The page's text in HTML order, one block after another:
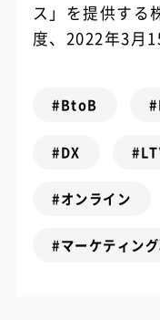
ス」を提供する
度、2022年3月
#BtoB
#DX
#オンライン
#マーケティン